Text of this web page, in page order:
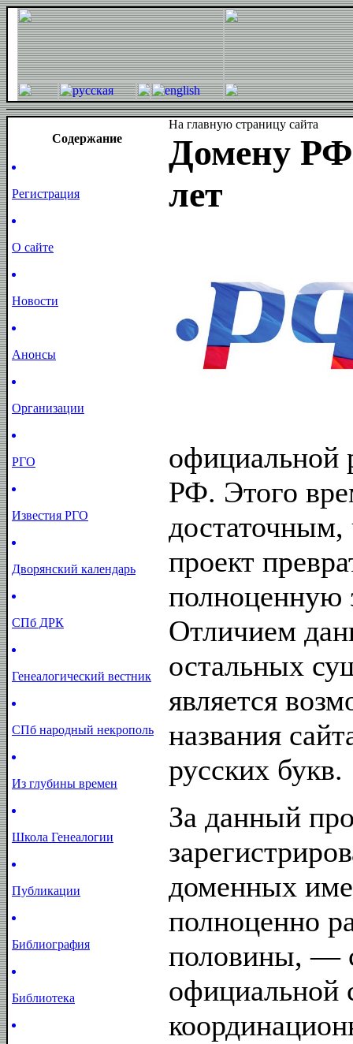
Cодержание
Регистрация
О сайте
Новости
Анонсы
Организации
РГО
Известия РГО
Дворянский календарь
СПб ДРК
Генеалогический вестник
СПб народный некрополь
Из глубины времен
Школа Генеалогии
Публикации
Библиография
Библиотека
На главную страницу сайта
Домену РФ
лет
официальной
РФ. Этого
проект
полноценную
Отличием
остальных
является
названия
русских букв.
За данный
доменных
полноценно
половины, —
официальной